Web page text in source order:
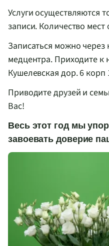
Услуги осуществляются
записи. Количество мест
Записаться можно через
медцентра. Приходите к
Кушелевская дор. 6 корп
Приводите друзей и
Вас!
Весь этот год мы
завоевать доверие